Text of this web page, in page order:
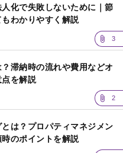
化で失敗しないために｜節
わかりやすく解説
3
滞納時の流れや費用などオ
を解説
2
は？プロパティマネジメン
時のポイントを解説